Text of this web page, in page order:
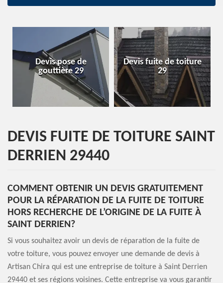
Devis pose de
gouttière 29
Devis fuite de toiture
29
DEVIS FUITE DE TOITURE SAINT
DERRIEN 29440
COMMENT OBTENIR UN DEVIS GRATUITEMENT
POUR LA RÉPARATION DE LA FUITE DE TOITURE
HORS RECHERCHE DE L’ORIGINE DE LA FUITE À
SAINT DERRIEN?
Si vous souhaitez avoir un devis de réparation de la fuite de
votre toiture, vous pouvez envoyer une demande de devis à
Artisan Chira qui est une entreprise de toiture à Saint Derrien
29440 et ses régions voisines. Cette entreprise va vous garantir